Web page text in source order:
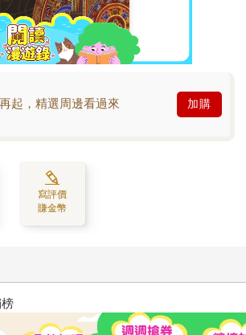
起，精選周邊看過來 加購
寫評價
賺金幣